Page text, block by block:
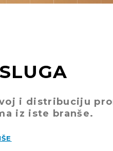
i distribuciju
iz iste branše.